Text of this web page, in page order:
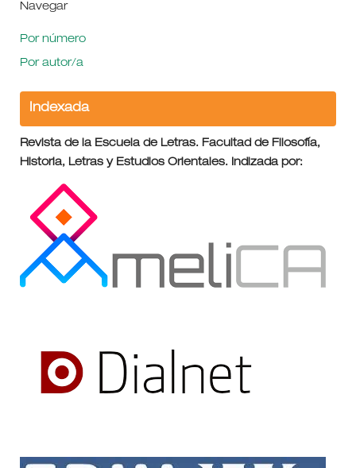
Navegar
Por número
Por autor/a
Indexada
Revista de la Escuela de Letras. Facultad de Filosofía,
Historia, Letras y Estudios Orientales. Indizada por: